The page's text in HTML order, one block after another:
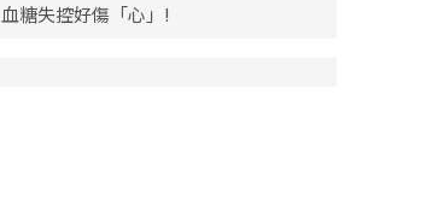
血糖失控好傷「心」!